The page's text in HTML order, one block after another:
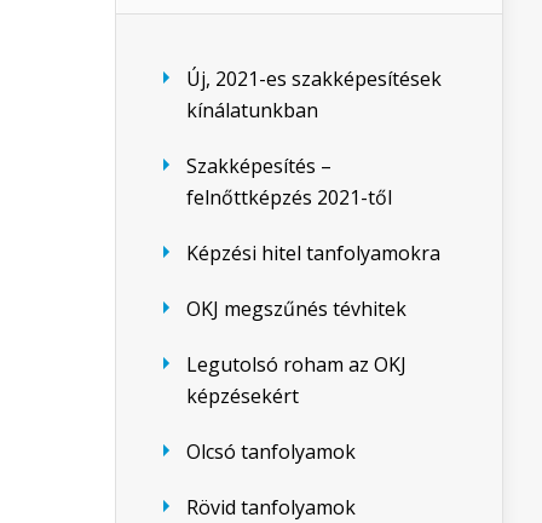
Új, 2021-es szakképesítések
kínálatunkban
Szakképesítés –
felnőttképzés 2021-től
Képzési hitel tanfolyamokra
OKJ megszűnés tévhitek
Legutolsó roham az OKJ
képzésekért
Olcsó tanfolyamok
Rövid tanfolyamok